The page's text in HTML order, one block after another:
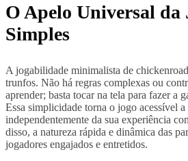
O Apelo Universal da
Simples
A jogabilidade minimalista de
trunfos. Não há regras complexas ou
aprender; basta tocar na tela para fazer a
Essa simplicidade torna o jogo acessível a
independentemente da sua experiência
disso, a natureza rápida e dinâmica das
jogadores engajados e entretidos.